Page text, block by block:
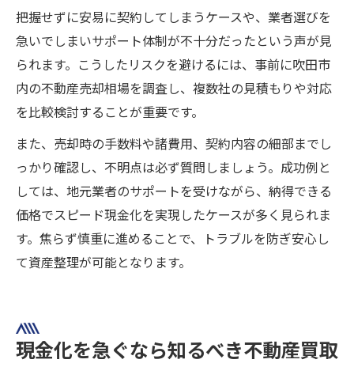
把握せずに安易に契約してしまうケースや、業者選びを
急いでしまいサポート体制が不十分だったという声が見
られます。こうしたリスクを避けるには、事前に吹田市
内の不動産売却相場を調査し、複数社の見積もりや対応
を比較検討することが重要です。
また、売却時の手数料や諸費用、契約内容の細部までし
っかり確認し、不明点は必ず質問しましょう。成功例と
しては、地元業者のサポートを受けながら、納得できる
価格でスピード現金化を実現したケースが多く見られま
す。焦らず慎重に進めることで、トラブルを防ぎ安心し
て資産整理が可能となります。
現金化を急ぐなら知るべき不動産買取